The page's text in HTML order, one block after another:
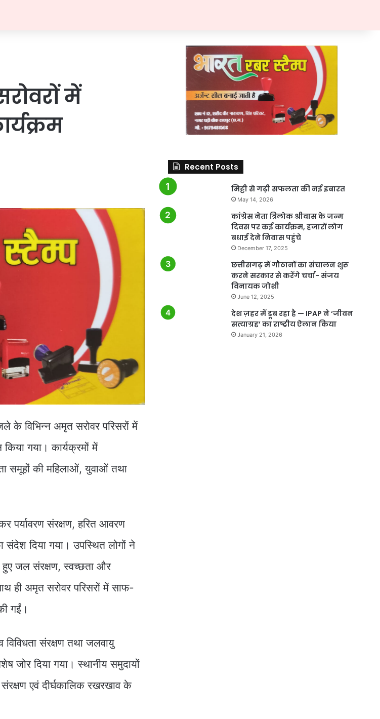
में
के विभिन्न अमृत सरोवर परिसरों में
गया। कार्यक्रमों में
समूहों की महिलाओं, युवाओं तथा
पर्यावरण संरक्षण, हरित आवरण
दिया गया। उपस्थित लोगों ने
हुए जल संरक्षण, स्वच्छता और
ही अमृत सरोवर परिसरों में साफ-
गईं।
संरक्षण तथा जलवायु
जोर दिया गया। स्थानीय समुदायों
एवं दीर्घकालिक रखरखाव के
Recent Posts
मिट्टी से गढ़ी सफलता की नई इबारत
May 14, 2026
कांग्रेस नेता त्रिलोक श्रीवास के जन्म
दिवस पर कई कार्यक्रम, हजारों लोग
बधाई देने निवास पहुंचे
December 17, 2025
छत्तीसगढ़ में गौठानों का संचालन शुरू
करने सरकार से करेंगे चर्चा- संजय
विनायक जोशी
June 12, 2025
देश ज़हर में डूब रहा है — IPAP ने ‘जीवन
सत्याग्रह’ का राष्ट्रीय ऐलान किया
January 21, 2026